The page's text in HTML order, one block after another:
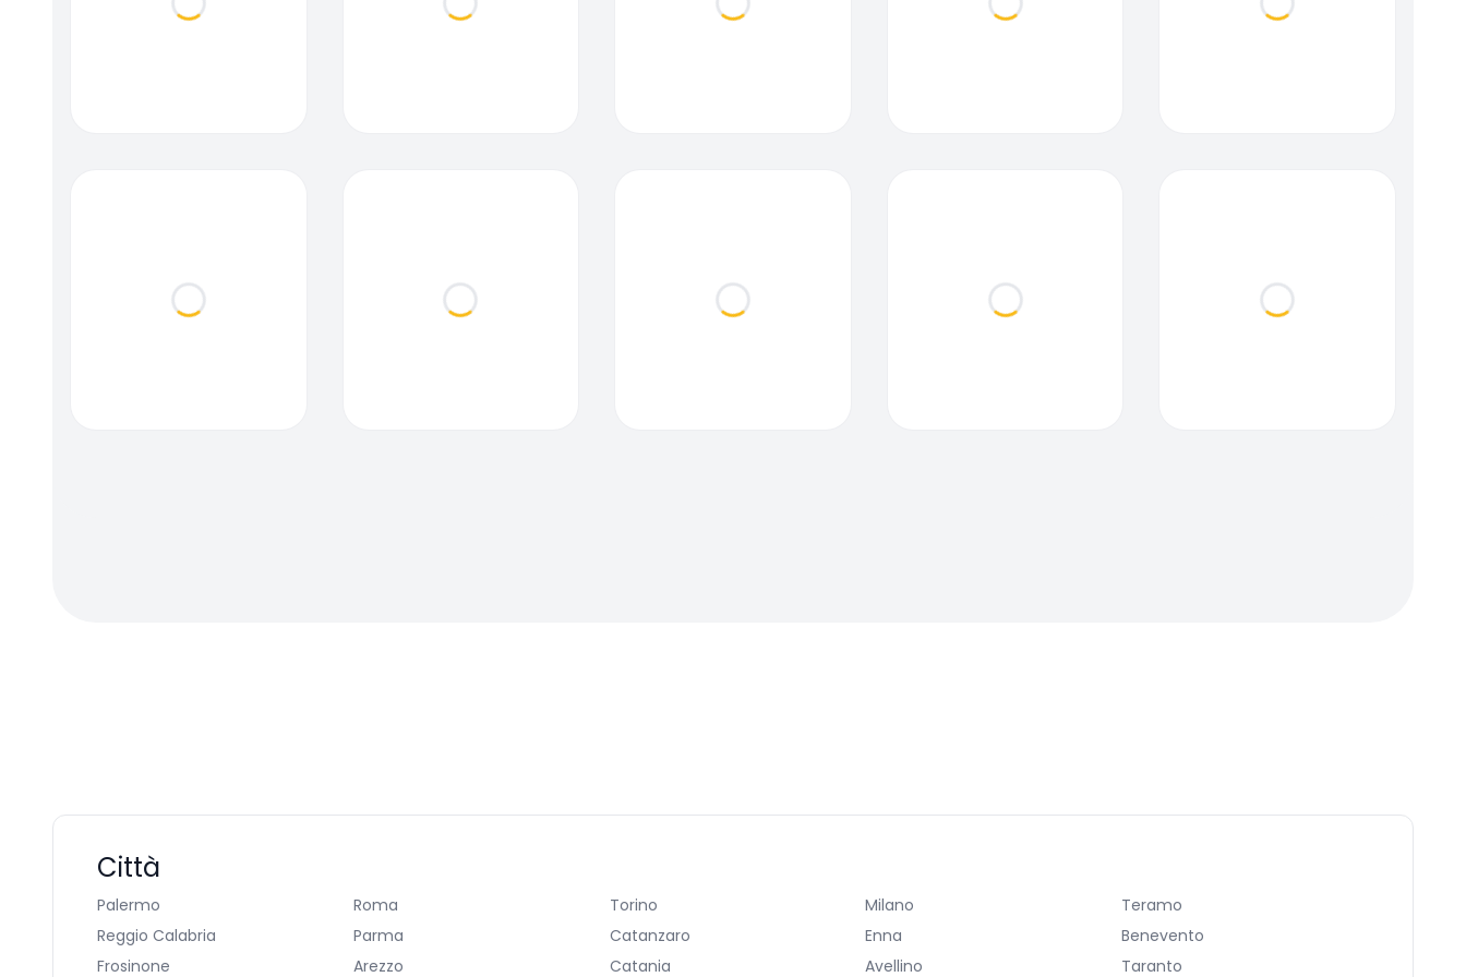
Loading... Loading... Loading... Loading... Loading...
Loading... Loading... Loading... Loading... Loading...
Città
Palermo Roma Torino Milano
Teramo
Reggio Calabria
Parma Catanzaro Enna
Benevento
Frosinone
Arezzo Catania Avellino Taranto